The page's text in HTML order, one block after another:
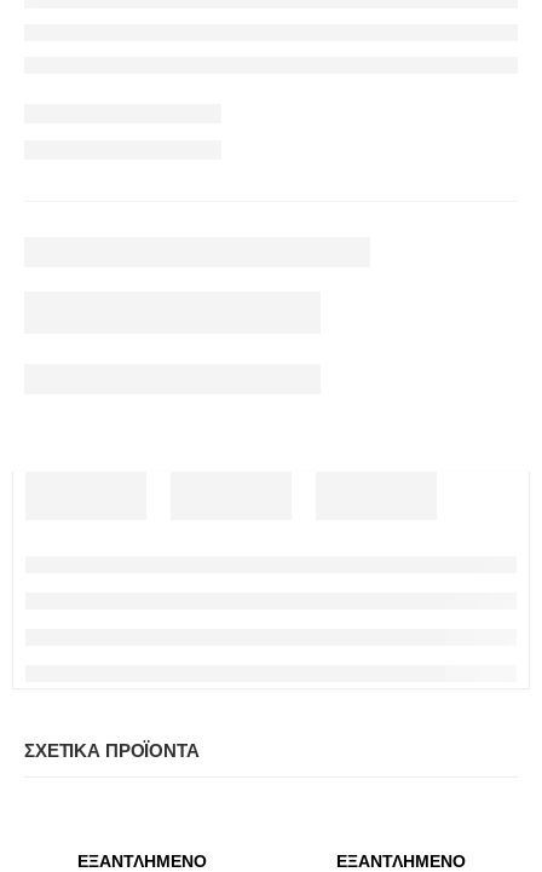
ΣΧΕΤΙΚΆ ΠΡΟΪΌΝΤΑ
ΕΞΑΝΤΛΗΜΈΝΟ ΕΞΑΝΤΛΗΜΈΝΟ